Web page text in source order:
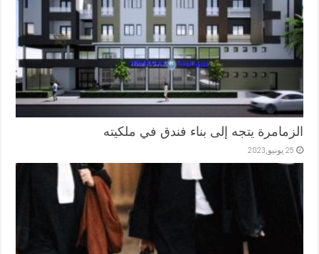
الزمامرة يتجه إلى بناء فندق في ملكيته
25 يونيو,2023